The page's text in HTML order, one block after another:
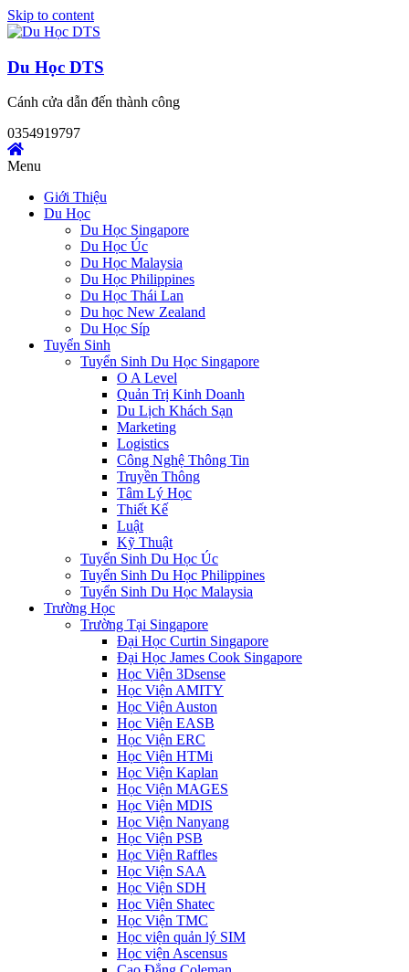
Skip to content
Du Học DTS
Cánh cửa dẫn đến thành công
0354919797
Menu
Giới Thiệu
Du Học
Du Học Singapore
Du Học Úc
Du Học Malaysia
Du Học Philippines
Du Học Thái Lan
Du học New Zealand
Du Học Síp
Tuyển Sinh
Tuyển Sinh Du Học Singapore
O A Level
Quản Trị Kinh Doanh
Du Lịch Khách Sạn
Marketing
Logistics
Công Nghệ Thông Tin
Truyền Thông
Tâm Lý Học
Thiết Kế
Luật
Kỹ Thuật
Tuyển Sinh Du Học Úc
Tuyển Sinh Du Học Philippines
Tuyển Sinh Du Học Malaysia
Trường Học
Trường Tại Singapore
Đại Học Curtin Singapore
Đại Học James Cook Singapore
Học Viện 3Dsense
Học Viện AMITY
Học Viện Auston
Học Viện EASB
Học Viện ERC
Học Viện HTMi
Học Viện Kaplan
Học Viện MAGES
Học Viện MDIS
Học Viện Nanyang
Học Viện PSB
Học Viện Raffles
Học Viện SAA
Học Viện SDH
Học Viện Shatec
Học Viện TMC
Học viện quản lý SIM
Học viện Ascensus